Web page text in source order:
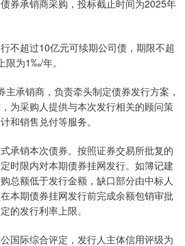
券承销商采购，投标截止时间为2025年
超过10亿元可续期公司债，期限不超
限为1‰/年。
承销商，负责牵头制定债券发行方案，
为采购人提供与本次发行相关的顾问策
和销售兑付等服务。
销本次债券。按照证券交易所批复的
时限内对本期债券挂网发行。如簿记建
总额低于发行金额，缺口部分由中标人
本期债券挂网发行前完成余额包销审批
的发行利率上限。
际综合评定，发行人主体信用评级为